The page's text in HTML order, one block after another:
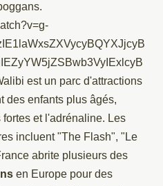
est un parc d'attractions
des enfants plus âgés,
et l'adrénaline. Les
incluent "The Flash", "Le
abrite plusieurs des
en Europe pour des